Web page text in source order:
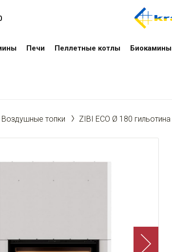
Печи Пеллетные котлы Биокамины
Воздушные топки ZIBI ECO Ø 180 гильотина